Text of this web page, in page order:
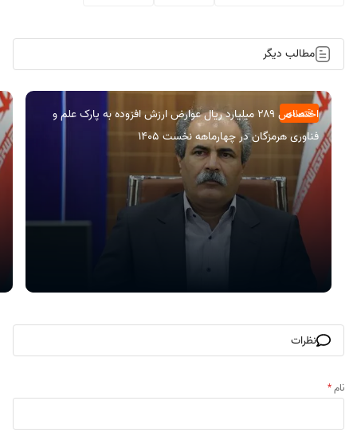
مطالب دیگر
اقتصادی
اختصاص ۲۸۹ میلیارد ریال عوارض ارزش افزوده به پارک علم و
فناوری هرمزگان در چهارماهه نخست ۱۴۰۵
نظرات
نام*